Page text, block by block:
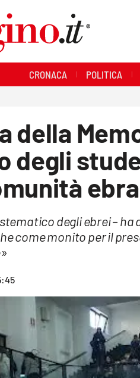
CRONACA POLITICA
della
degli
degli ebrei –
come monito per il